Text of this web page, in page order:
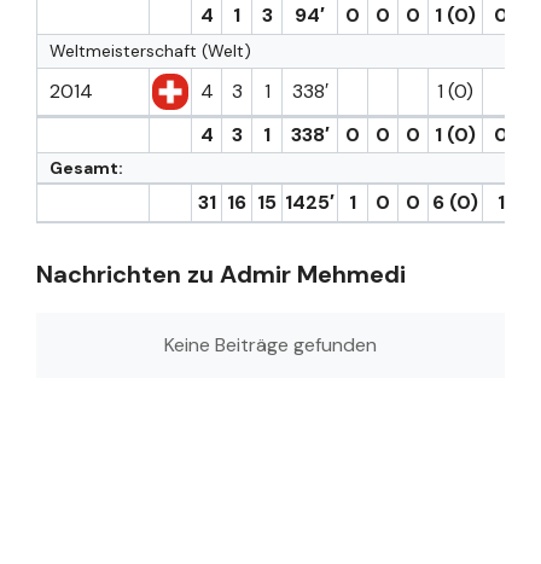
4
1 3 94′ 0 0 0 1 (0) 0
Weltmeisterschaft (Welt)
2014 4 3 1 338′
1 (0)
4
3 1 338′ 0 0 0 1 (0) 0
Gesamt:
31 16 15 1425′ 1 0 0 6 (0) 1
Nachrichten zu Admir Mehmedi
Keine Beiträge gefunden